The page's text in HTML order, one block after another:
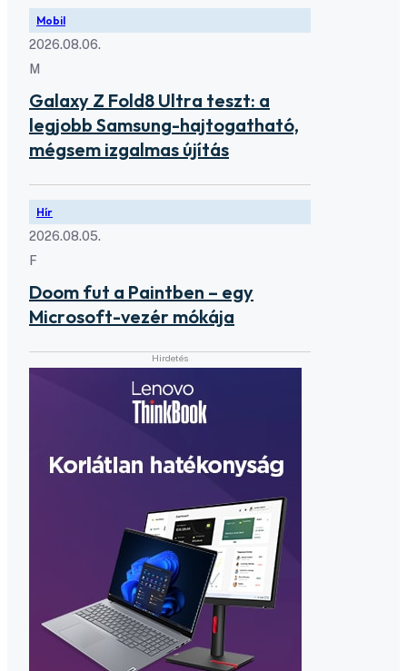
Mobil
2026.08.06.
M
Galaxy Z Fold8 Ultra teszt: a
legjobb Samsung-hajtogatható,
mégsem izgalmas újítás
Hír
2026.08.05.
F
Doom fut a Paintben – egy
Microsoft-vezér mókája